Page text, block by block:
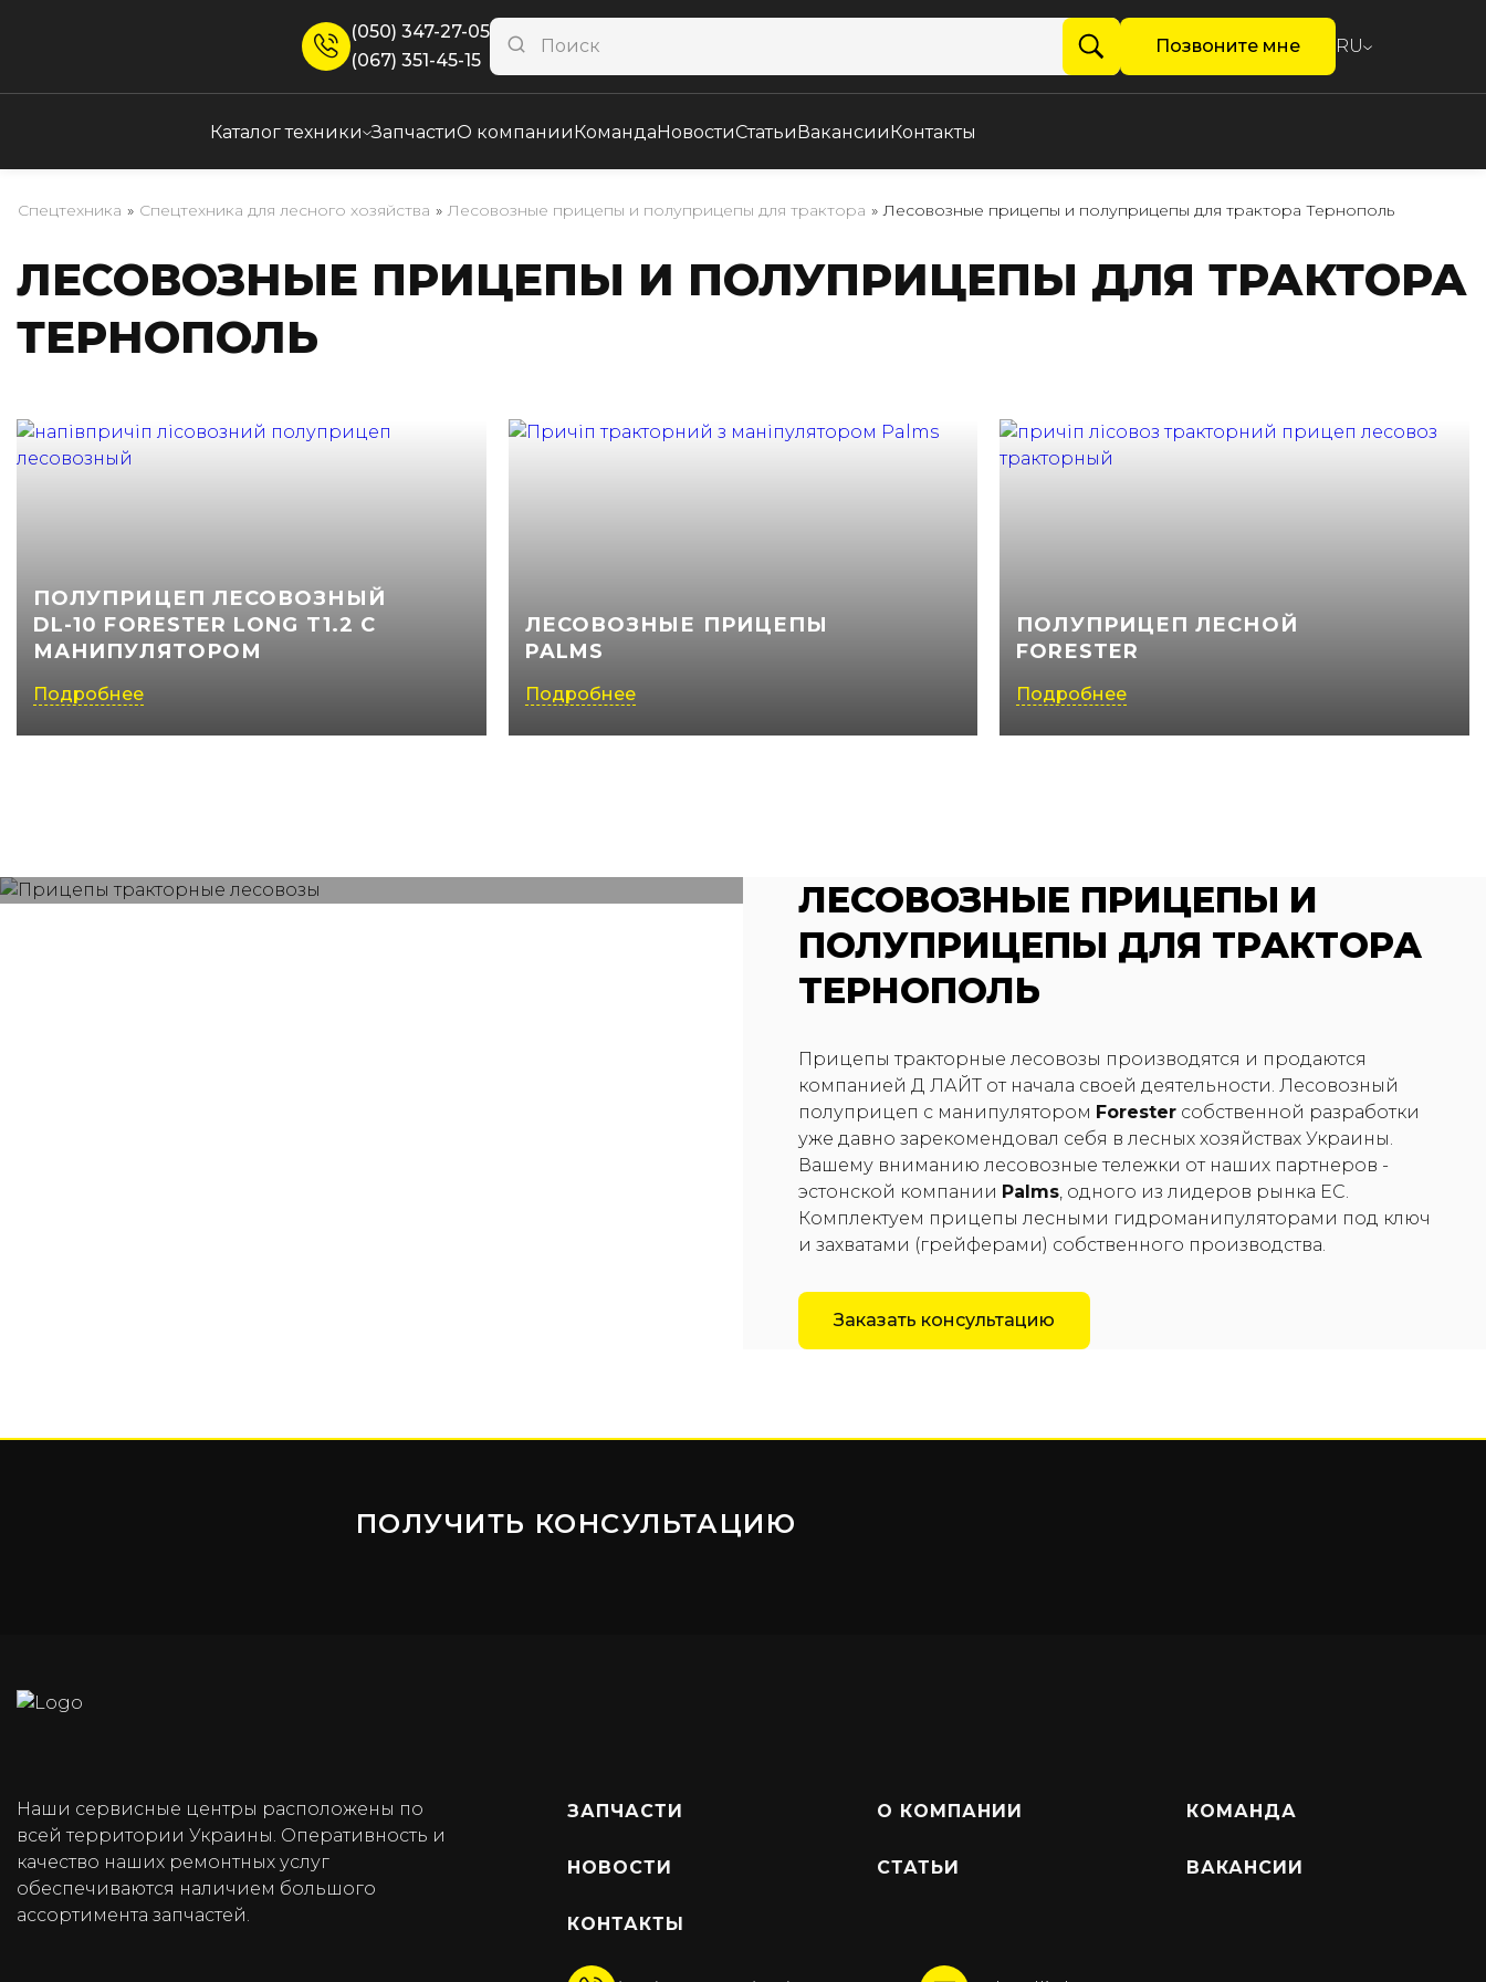
(050) 347-27-05
(067) 351-45-15
Позвоните мне RU
Каталог техники ЗапчастиО компанииКомандаНовостиСтатьиВакансииКонтакты
Спецтехника » Спецтехника для лесного хозяйства » Лесовозные прицепы и полуприцепы для трактора » Лесовозные прицепы и полуприцепы для трактора Тернополь
ЛЕСОВОЗНЫЕ ПРИЦЕПЫ И ПОЛУПРИЦЕПЫ ДЛЯ ТРАКТОРА
ТЕРНОПОЛЬ
ПОЛУПРИЦЕП ЛЕСОВОЗНЫЙ
DL-10 FORESTER LONG T1.2 С
МАНИПУЛЯТОРОМ
Подробнее
ЛЕСОВОЗНЫЕ ПРИЦЕПЫ
PALMS
Подробнее
ПОЛУПРИЦЕП ЛЕСНОЙ
FORESTER
Подробнее
ЛЕСОВОЗНЫЕ ПРИЦЕПЫ И
ПОЛУПРИЦЕПЫ ДЛЯ ТРАКТОРА
ТЕРНОПОЛЬ
Прицепы тракторные лесовозы производятся и продаются
компанией Д ЛАЙТ от начала своей деятельности. Лесовозный
полуприцеп с манипулятором Forester собственной разработки
уже давно зарекомендовал себя в лесных хозяйствах Украины.
Вашему вниманию лесовозные тележки от наших партнеров -
эстонской компании Palms, одного из лидеров рынка ЕС.
Комплектуем прицепы лесными гидроманипуляторами под ключ
и захватами (грейферами) собственного производства.
Заказать консультацию
ПОЛУЧИТЬ КОНСУЛЬТАЦИЮ
Наши сервисные центры расположены по
всей территории Украины. Оперативность и
качество наших ремонтных услуг
обеспечиваются наличием большого
ассортимента запчастей.
ЗАПЧАСТИ О КОМПАНИИ КОМАНДА
НОВОСТИ СТАТЬИ ВАКАНСИИ
КОНТАКТЫ